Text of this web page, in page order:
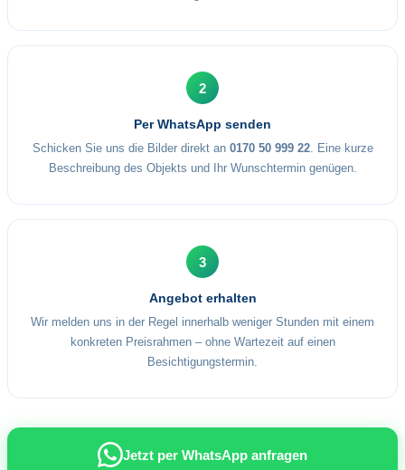
2
Per WhatsApp senden
Schicken Sie uns die Bilder direkt an 0170 50 999 22. Eine kurze
Beschreibung des Objekts und Ihr Wunschtermin genügen.
3
Angebot erhalten
Wir melden uns in der Regel innerhalb weniger Stunden mit einem
konkreten Preisrahmen – ohne Wartezeit auf einen
Besichtigungstermin.
Jetzt per WhatsApp anfragen